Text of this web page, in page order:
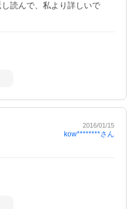
読んで、私より詳しいで
2016/01/15
kow********さん